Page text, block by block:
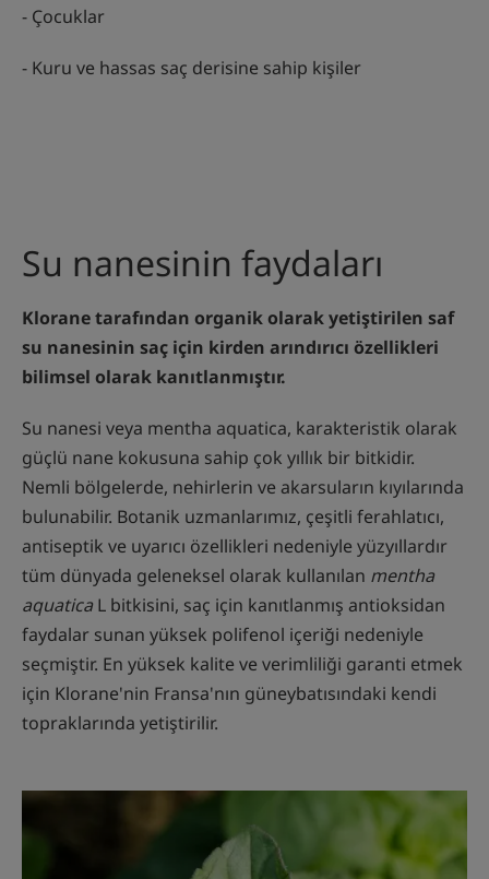
- Çocuklar
- Kuru ve hassas saç derisine sahip kişiler
Su nanesinin faydaları
Klorane tarafından organik olarak yetiştirilen saf
su nanesinin saç için kirden arındırıcı özellikleri
bilimsel olarak kanıtlanmıştır.
Su nanesi veya mentha aquatica, karakteristik olarak
güçlü nane kokusuna sahip çok yıllık bir bitkidir.
Nemli bölgelerde, nehirlerin ve akarsuların kıyılarında
bulunabilir. Botanik uzmanlarımız, çeşitli ferahlatıcı,
antiseptik ve uyarıcı özellikleri nedeniyle yüzyıllardır
tüm dünyada geleneksel olarak kullanılan mentha
aquatica L bitkisini, saç için kanıtlanmış antioksidan
faydalar sunan yüksek polifenol içeriği nedeniyle
seçmiştir. En yüksek kalite ve verimliliği garanti etmek
için Klorane'nin Fransa'nın güneybatısındaki kendi
topraklarında yetiştirilir.